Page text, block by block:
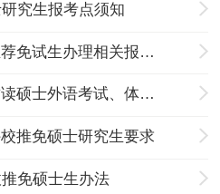
究生报考点须知
曲阜师范大学14年关于推荐免试生办理相关报名手续的通知
曲阜师范大学14年推免攻读硕士外语考试、体检等事项
推免硕士研究生要求
免硕士生办法